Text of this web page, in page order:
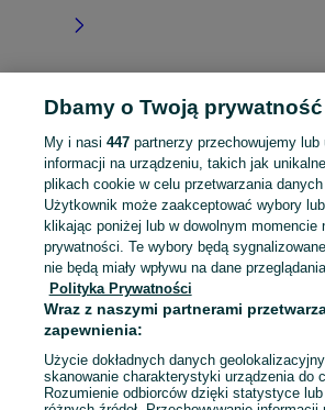
Strona główna Świętokrzyskie Zagaje
KATEGORIA
Mapa kategorii
Mapa miejscowości
Mapa ministron
Popularne wyszukiwania
Dbamy o Twoją prywatność
My i nasi 447partnerzy przechowujemy lub
informacji na urządzeniu, takich jak
plikach cookie w celu przetwarzania
Użytkownik może zaakceptować wybory
klikając poniżej lub w dowolnym momencie
prywatności. Te wybory będą
nie będą miały wpływu na dane
Polityka Prywatności
Wraz z naszymi partnerami
zapewnienia:
Użycie dokładnych danych
skanowanie charakterystyki urządzenia do
Rozumienie odbiorców dzięki statystyce